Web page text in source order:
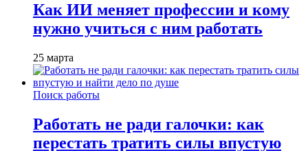
Как ИИ меняет профессии и кому
нужно учиться с ним работать
25 марта
Поиск работы
Работать не ради галочки: как
перестать тратить силы впустую